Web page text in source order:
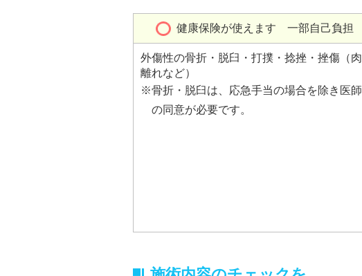
健康保険が使えます 一部自己負担
外傷性の骨折・脱臼・打撲・捻挫・挫傷（肉
離れなど）
※骨折・脱臼は、応急手当の場合を除き医師
の同意が必要です。